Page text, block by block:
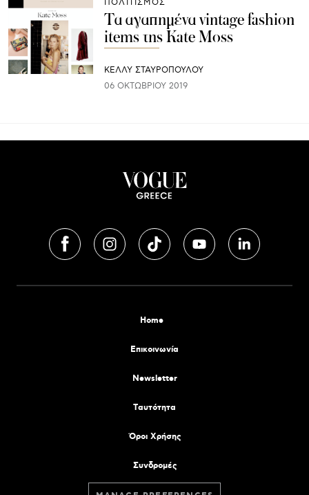
ΠΟΛΙΤΙΣΜΟΣ
Τα αγαπημένα vintage fashion
items της Kate Moss
ΚΕΛΛΥ ΣΤΑΥΡΟΠΟΥΛΟΥ
06 ΟΚΤΩΒΡΊΟΥ 2019
Home
Επικοινωνία
Newsletter
Tαυτότητα
Όροι Χρήσης
Συνδρομές